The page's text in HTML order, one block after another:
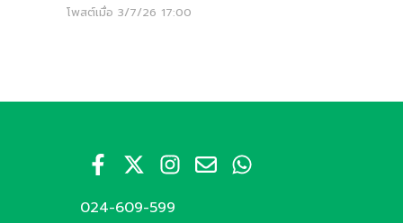
โพสต์เมื่อ 3/7/26 17:00
024-609-599